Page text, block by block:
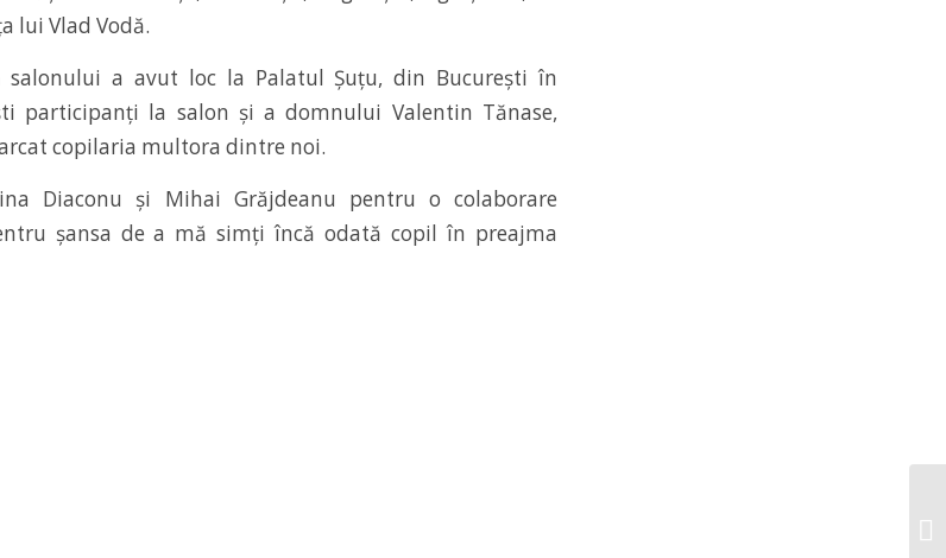
lui Vlad Vodă.
salonului a avut loc la Palatul Șuțu, din București în
participanți la salon și a domnului Valentin Tănase,
copilaria multora dintre noi.
Diaconu și Mihai Grăjdeanu pentru o colaborare
șansa de a mă simți încă odată copil în preajma